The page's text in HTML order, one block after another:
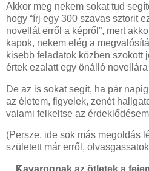
Akkor meg nekem sokat tud
hogy “írj egy 300 szavas sztorit
novellát erről a képről”, mert
kapok, nekem elég a
kisebb feladatok közben szokott
értek ezalatt egy önálló
De az is sokat segít, ha pár
az életem, figyelek, zenét
valami felkeltse az
(Persze, ide sok más megoldás
született már erről,